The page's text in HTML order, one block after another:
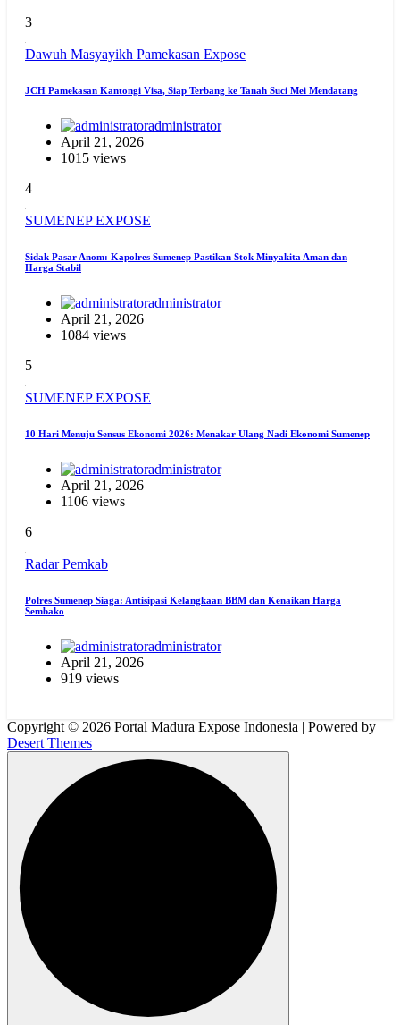
3
Dawuh Masyayikh Pamekasan Expose
JCH Pamekasan Kantongi Visa, Siap Terbang ke Tanah Suci Mei Mendatang
administrator
April 21, 2026
1015 views
4
SUMENEP EXPOSE
Sidak Pasar Anom: Kapolres Sumenep Pastikan Stok Minyakita Aman dan
Harga Stabil
administrator
April 21, 2026
1084 views
5
SUMENEP EXPOSE
10 Hari Menuju Sensus Ekonomi 2026: Menakar Ulang Nadi Ekonomi Sumenep
administrator
April 21, 2026
1106 views
6
Radar Pemkab
Polres Sumenep Siaga: Antisipasi Kelangkaan BBM dan Kenaikan Harga
Sembako
administrator
April 21, 2026
919 views
Copyright © 2026 Portal Madura Expose Indonesia | Powered by
Desert Themes